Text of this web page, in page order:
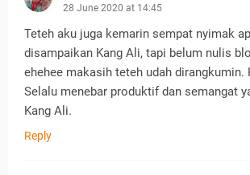
28 June 2020 at 14:45
Teteh aku juga kemarin sempat nyimak
disampaikan Kang Ali, tapi belum nulis
ehehee makasih teteh udah dirangkumin.
Selalu menebar produktif dan semangat
Kang Ali.
Reply